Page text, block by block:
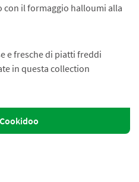
con il formaggio halloumi alla
e fresche di piatti freddi
in questa collection